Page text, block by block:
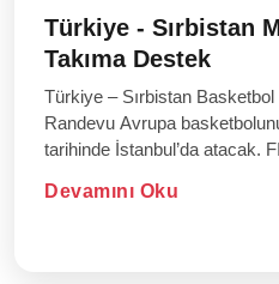
Türkiye - Sırbistan
Takıma Destek
Türkiye – Sırbistan
Randevu Avrupa basketbolunun kalbi 2 Mart 2026
tarihinde İstanbul’da atacak.
Devamını Oku